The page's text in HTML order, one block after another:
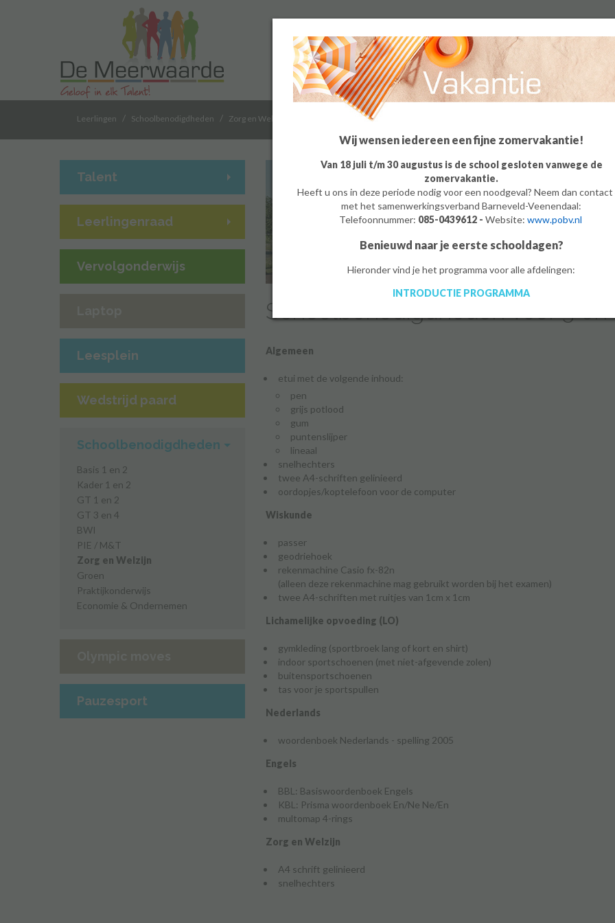
Wij wensen iedereen een fijne zomervakantie!
Van 18 juli t/m 30 augustus is de school gesloten vanwege de
zomervakantie.
Heeft u ons in deze periode nodig voor een noodgeval? Neem dan contact
met het samenwerkingsverband Barneveld-Veenendaal:
Telefoonnummer: 085-0439612 - Website: www.pobv.nl
Benieuwd naar je eerste schooldagen?
Hieronder vind je het programma voor alle afdelingen:
INTRODUCTIE PROGRAMMA
o
m
Algemeen Groep 8 Ouders
Leerlingen / Schoolbenodigdheden / Zorg en Welzijn
Talent
Leerlingenraad
Vervolgonderwijs
Leesplein
Wedstrijd paard
Schoolbenodigdheden
Basis 1 en 2
Kader 1 en 2
GT 1 en 2
GT 3 en 4
BWI
PIE / M&T
Zorg en Welzijn
Groen
Praktijkonderwijs
Economie & Ondernemen
Pauzesport
Schoolbenodigdheden voor 3 en
Algemeen
etui met de volgende inhoud:
pen
grijs potlood
gum
puntenslijper
lineaal
snelhechters
twee A4-schriften gelinieerd
oordopjes/koptelefoon voor de computer
Wiskunde
passer
geodriehoek
rekenmachine Casio fx-82n
(alleen deze rekenmachine mag gebruikt worden bij het examen)
twee A4-schriften met ruitjes van 1cm x 1cm
Lichamelijke opvoeding (LO)
gymkleding (sportbroek lang of kort en shirt)
indoor sportschoenen (met niet-afgevende zolen)
buitensportschoenen
tas voor je sportspullen
Nederlands
woordenboek Nederlands - spelling 2005
Engels
BBL: Basiswoordenboek Engels
KBL: Prisma woordenboek En/Ne Ne/En
multomap 4-rings
Zorg en Welzijn
A4 schrift gelinieerd
snelhechters